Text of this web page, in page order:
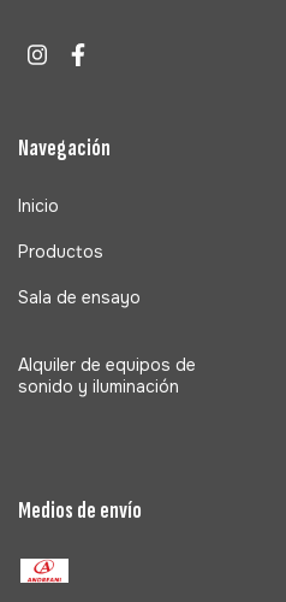
Navegación
Inicio
Productos
Sala de ensayo
Alquiler de equipos de
sonido y iluminación
Medios de envío